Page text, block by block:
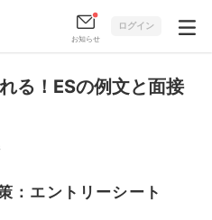
お知らせ
ログイン
る！ESの例文と面接
：エントリーシート